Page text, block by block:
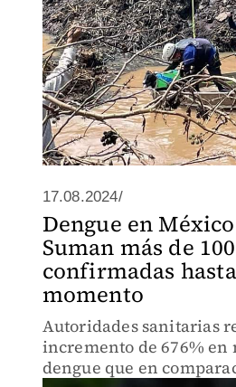
17.08.2024/
Dengue en
Suman más de
confirmadas
momento
Autoridades sanitarias
incremento de 676% en muertes por
dengue que en